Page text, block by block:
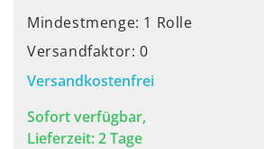
Mindestmenge: 1 Rolle
Versandfaktor: 0
Versandkostenfrei
Sofort verfügbar,
Lieferzeit: 2 Tage